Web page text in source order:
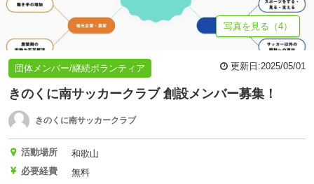
写真を見る（4）
団体メンバー/継続ボランティア 更新日:2025/05/01
きのくに南サッカークラブ 創設メンバー募集！
きのくに南サッカークラブ
活動場所
和歌山
必要経費
無料